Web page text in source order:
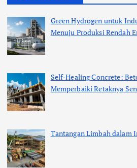
Green Hydrogen untuk
Menuju Produksi Rendah
Self-Healing Concrete:
Memperbaiki Retaknya
Tantangan Limbah dalam